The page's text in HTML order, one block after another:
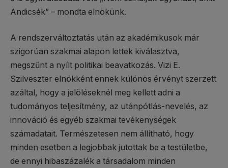
Andicsék” – mondta elnökünk.
A rendszerváltoztatás után az akadémikusok már
szigorúan szakmai alapon lettek kiválasztva,
megszűnt a nyílt politikai beavatkozás. Vizi E.
Szilveszter elnökként ennek különös érvényt szerzett
azáltal, hogy a jelöléseknél meg kellett adni a
tudományos teljesítmény, az utánpótlás-nevelés, az
innováció és egyéb szakmai tevékenységek
számadatait. Természetesen nem állítható, hogy
minden esetben a legjobbak jutottak be a testületbe,
de ennyi hibaszázalék a társadalom minden